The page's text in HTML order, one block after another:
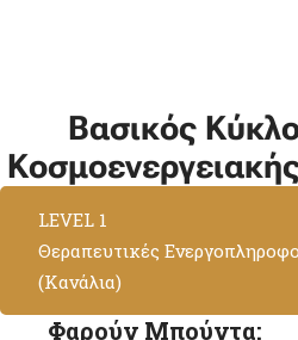
Βασικός
LEVEL 1
Θεραπευτικές
(Κανάλια)
Φαρούν Μπούντα: